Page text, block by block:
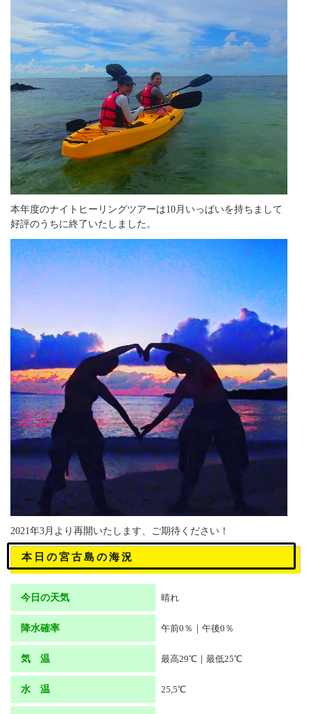
本年度のナイトヒーリングツアーは10月いっぱいを持ちまして
好評のうちに終了いたしました。
2021年3月より再開いたします、ご期待ください！
本日の宮古島の海況
今日の天気 晴れ
降水確率 午前0％｜午後0％
気 温 最高29℃｜最低25℃
水 温 25,5℃